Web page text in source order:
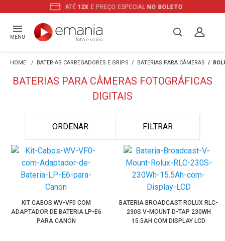
ATÉ12XE PREÇO ESPECIALNO BOLETO
MENU
BATERIAS CARREGADORES E GRIPS BATERIAS PARA CÂMERAS
BATERIAS PARA CÂMERAS FOTOGRÁFICAS
DIGITAIS
ORDENAR FILTRAR
KIT CABOS WV-VF0 COM
ADAPTADOR DE BATERIA LP-E6
PARA CANON
BATERIA BROADCAST ROLUX RLC-
230S V-MOUNT D-TAP 230WH
15.5AH COM DISPLAY LCD